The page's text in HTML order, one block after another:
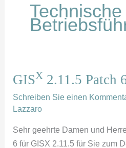
Technische
GISX 2.11.5 Patch
Schreiben Sie einen
Lazzaro
Sehr geehrte Damen und
6 für GISX 2.11.5 für Sie zum
GISX
Patch